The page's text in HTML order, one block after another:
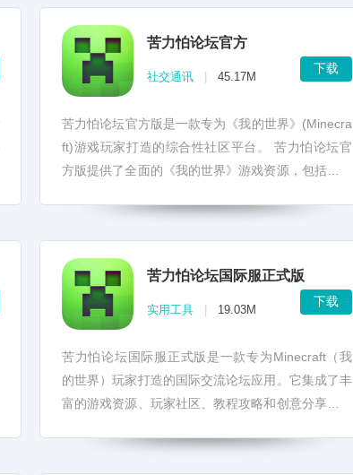
苦力怕论坛官方
社交通讯 45.17M
下载
苦力怕论坛官方版是一款专为《我的世界》(Minecra
ft)游戏玩家打造的综合性社区平台。 苦力怕论坛官
方版提供了全面的《我的世界》游戏资源，包括游戏
苦力怕论坛国际服正式版
实用工具 19.03M
下载
苦力怕论坛国际服正式版是一款专为Minecraft（我
的世界）玩家打造的国际交流论坛应用。它集成了丰
富的游戏资源、玩家社区、教程攻略和创意分享等功